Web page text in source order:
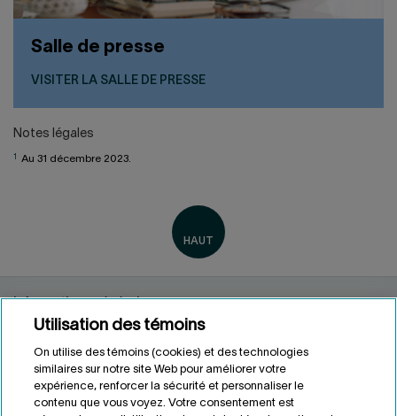
Salle de presse
VISITER LA SALLE DE PRESSE
Notes légales
Au 31 décembre 2023.
Renseignements personnels
Conditions d'utilisation
Accessibilité
Personnaliser les témoins
Utilisation des témoins
On utilise des témoins (cookies) et des technologies
similaires sur notre site Web pour améliorer votre
expérience, renforcer la sécurité et personnaliser le
contenu que vous voyez. Votre consentement est